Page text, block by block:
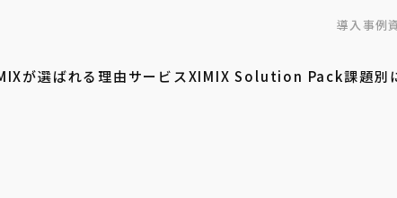
導入事例
が選ばれる理由サービスXIMIX Solution Pack課題別